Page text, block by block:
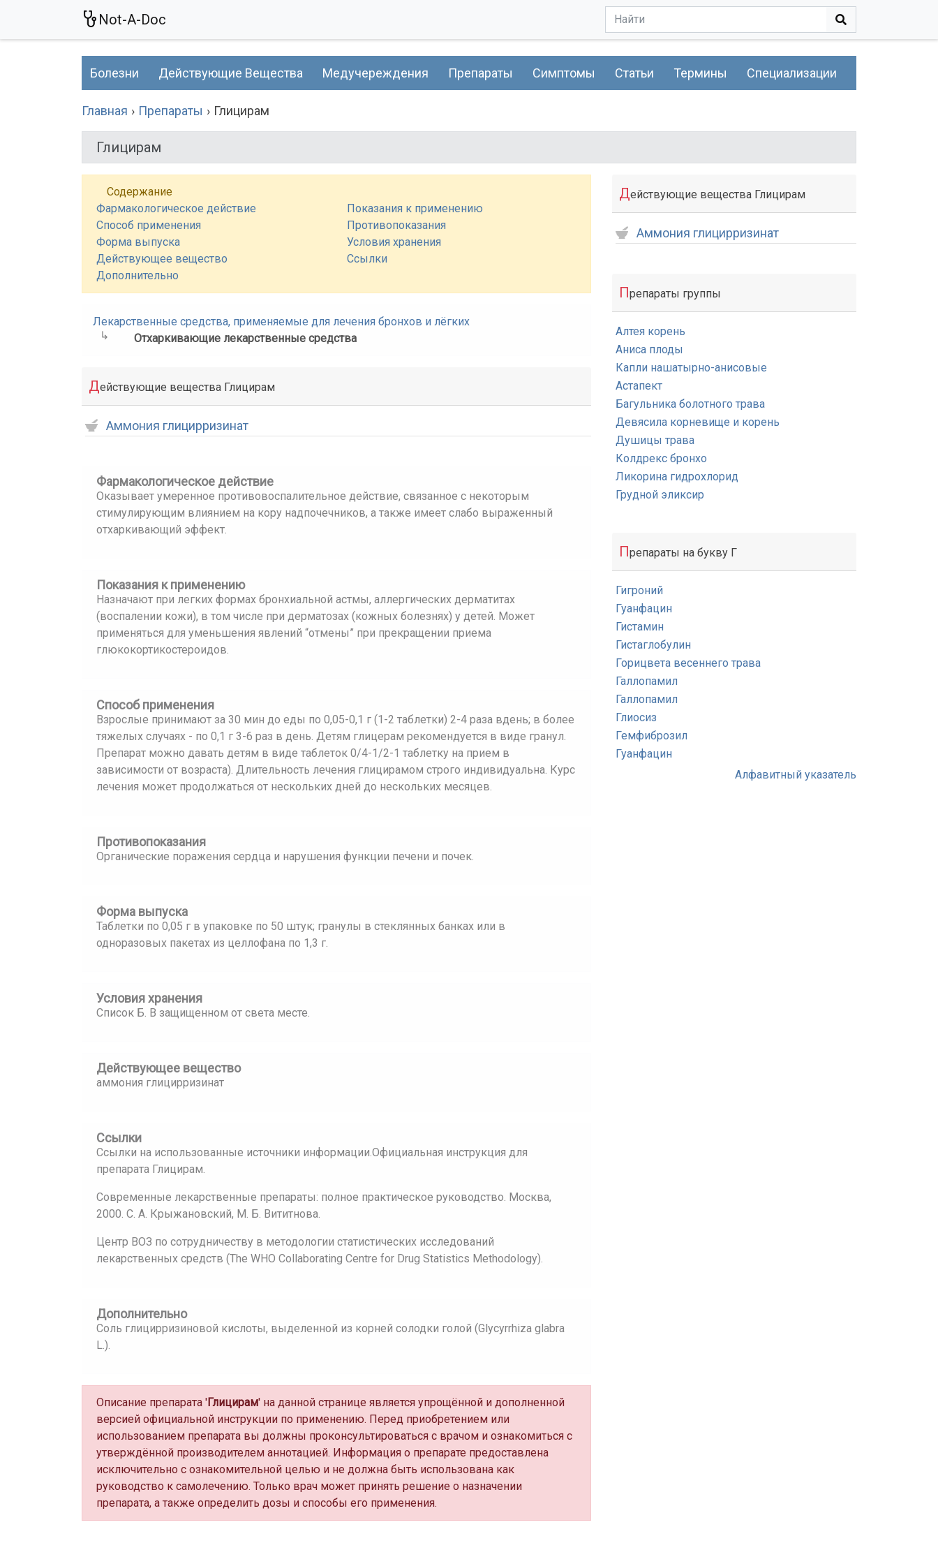
Not-A-Doc
Болезни Действующие Вещества Медучереждения Препараты Симптомы Статьи Термины Специализации
Главная Препараты Глицирам
Глицирам
Содержание
Фармакологическое действие
Показания к применению
Способ применения
Противопоказания
Форма выпуска
Условия хранения
Действующее вещество
Ссылки
Дополнительно
Лекарственные средства, применяемые для лечения бронхов и лёгких
Отхаркивающие лекарственные средства
Действующие вещества Глицирам
Аммония глицирризинат
Фармакологическое действие
Оказывает умеренное противовоспалительное действие, связанное с некоторым
стимулирующим влиянием на кору надпочечников, а также имеет слабо выраженный
отхаркивающий эффект.
Показания к применению
Назначают при легких формах бронхиальной астмы, аллергических дерматитах
(воспалении кожи), в том числе при дерматозах (кожных болезнях) у детей. Может
применяться для уменьшения явлений “отмены” при прекращении приема
глюкокортикостероидов.
Способ применения
Взрослые принимают за 30 мин до еды по 0,05-0,1 г (1-2 таблетки) 2-4 раза вдень; в более
тяжелых случаях - по 0,1 г 3-6 раз в день. Детям глицерам рекомендуется в виде гранул.
Препарат можно давать детям в виде таблеток 0/4-1/2-1 таблетку на прием в
зависимости от возраста). Длительность лечения глицирамом строго индивидуальна. Курс
лечения может продолжаться от нескольких дней до нескольких месяцев.
Противопоказания
Органические поражения сердца и нарушения функции печени и почек.
Форма выпуска
Таблетки по 0,05 г в упаковке по 50 штук; гранулы в стеклянных банках или в
одноразовых пакетах из целлофана по 1,3 г.
Условия хранения
Список Б. В защищенном от света месте.
Действующее вещество
аммония глицирризинат
Ссылки
Ссылки на использованные источники информации.Официальная инструкция для
препарата Глицирам.
Современные лекарственные препараты: полное практическое руководство. Москва,
2000. С. А. Крыжановский, М. Б. Вититнова.
Центр ВОЗ по сотрудничеству в методологии статистических исследований
лекарственных средств (The WHO Collaborating Centre for Drug Statistics Methodology).
Дополнительно
Соль глицирризиновой кислоты, выделенной из корней солодки голой (Glycyrrhiza glabra
L.).
Описание препарата 'Глицирам' на данной странице является упрощённой и дополненной
версией официальной инструкции по применению. Перед приобретением или
использованием препарата вы должны проконсультироваться с врачом и ознакомиться с
утверждённой производителем аннотацией. Информация о препарате предоставлена
исключительно с ознакомительной целью и не должна быть использована как
руководство к самолечению. Только врач может принять решение о назначении
препарата, а также определить дозы и способы его применения.
Действующие вещества Глицирам
Аммония глицирризинат
Препараты группы
Алтея корень
Аниса плоды
Капли нашатырно-анисовые
Астапект
Багульника болотного трава
Девясила корневище и корень
Душицы трава
Колдрекс бронхо
Ликорина гидрохлорид
Грудной эликсир
Препараты на букву Г
Гигроний
Гуанфацин
Гистамин
Гистаглобулин
Горицвета весеннего трава
Галлопамил
Галлопамил
Глиосиз
Гемфиброзил
Гуанфацин
Алфавитный указатель